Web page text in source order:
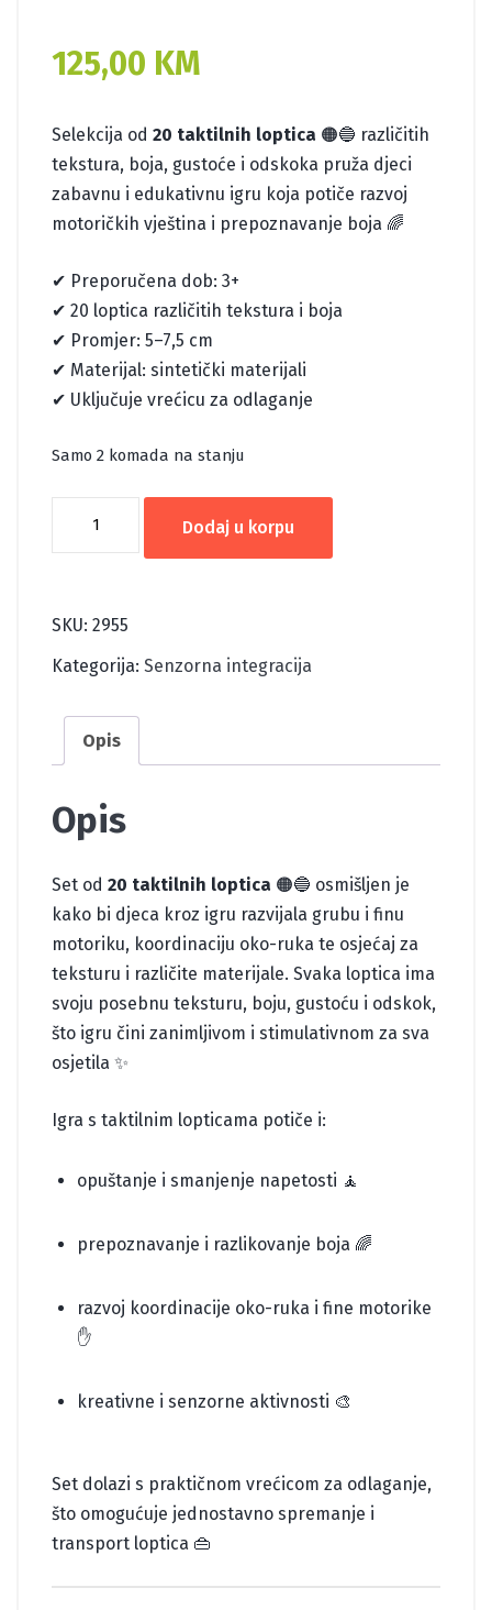
125,00 KM
Selekcija od 20 taktilnih loptica 🟠🔵 različitih
tekstura, boja, gustoće i odskoka pruža djeci
zabavnu i edukativnu igru koja potiče razvoj
motoričkih vještina i prepoznavanje boja 🌈
✔ Preporučena dob: 3+
✔ 20 loptica različitih tekstura i boja
✔ Promjer: 5–7,5 cm
✔ Materijal: sintetički materijali
✔ Uključuje vrećicu za odlaganje
Samo 2 komada na stanju
Dodaj u korpu
SKU: 2955
Kategorija: Senzorna integracija
Opis
Opis
Set od 20 taktilnih loptica 🟠🔵 osmišljen je
kako bi djeca kroz igru razvijala grubu i finu
motoriku, koordinaciju oko-ruka te osjećaj za
teksturu i različite materijale. Svaka loptica ima
svoju posebnu teksturu, boju, gustoću i odskok,
što igru čini zanimljivom i stimulativnom za sva
osjetila ✨
Igra s taktilnim lopticama potiče i:
opuštanje i smanjenje napetosti 🧘
prepoznavanje i razlikovanje boja 🌈
razvoj koordinacije oko-ruka i fine motorike
✋
kreativne i senzorne aktivnosti 🎨
Set dolazi s praktičnom vrećicom za odlaganje,
što omogućuje jednostavno spremanje i
transport loptica 👜